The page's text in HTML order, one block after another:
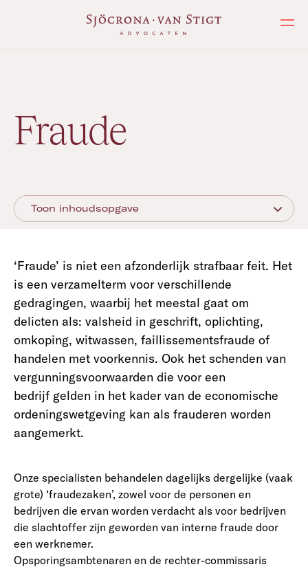
Fraude
Toon inhoudsopgave
‘Fraude’ is niet een afzonderlijk strafbaar feit. Het
is een verzamelterm voor verschillende
gedragingen, waarbij het meestal gaat om
delicten als: valsheid in geschrift, oplichting,
omkoping, witwassen, faillissementsfraude of
handelen met voorkennis. Ook het schenden van
vergunningsvoorwaarden die voor een
bedrijf gelden in het kader van de economische
ordeningswetgeving kan als frauderen worden
aangemerkt.
Onze specialisten behandelen dagelijks dergelijke (vaak
grote) ‘fraudezaken’, zowel voor de personen en
bedrijven die ervan worden verdacht als voor bedrijven
die slachtoffer zijn geworden van interne fraude door
een werknemer.
Opsporingsambtenaren en de rechter-commissaris